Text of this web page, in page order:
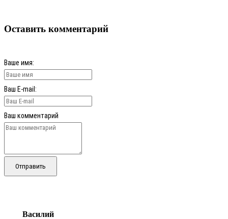
Оставить комментарий
Ваше имя:
Ваш E-mail:
Ваш комментарий
Отправить
Василий